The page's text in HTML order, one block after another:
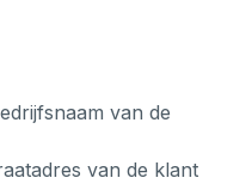
van de
van de klant